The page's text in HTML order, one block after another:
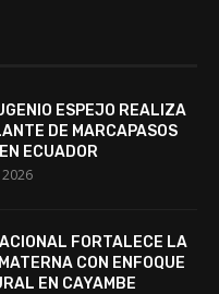
ESPEJO REALIZA
DE MARCAPASOS
ECUADOR
FORTALECE LA
CON ENFOQUE
EN CAYAMBE